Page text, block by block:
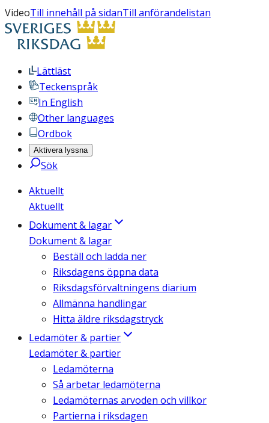
VideoTill innehåll på sidanTill anförandelistan
Lättläst
Teckenspråk
In English
Other languages
Ordbok
Aktivera lyssna
Sök
Aktuellt
Aktuellt
Dokument & lagar
Dokument & lagar
Beställ och ladda ner
Riksdagens öppna data
Riksdagsförvaltningens diarium
Allmänna handlingar
Hitta äldre riksdagstryck
Ledamöter & partier
Ledamöter & partier
Ledamöterna
Så arbetar ledamöterna
Ledamöternas arvoden och villkor
Partierna i riksdagen